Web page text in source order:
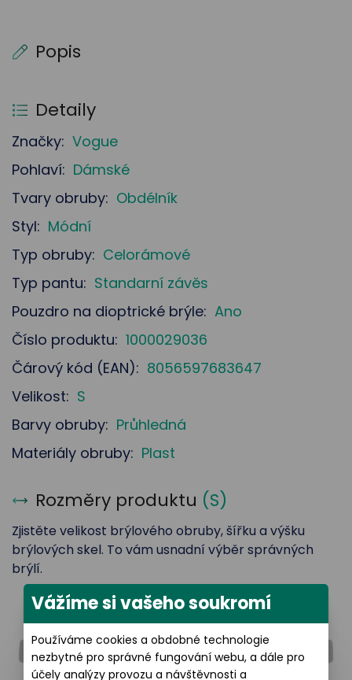
Popis
Detaily
Značky: Vogue
Pohlaví: Dámské
Tvary obruby: Obdélník
Styl: Módní
Typ obruby: Celorámové
Typ pantu: Standarní závěs
Pouzdro na dioptrické brýle: Ano
Číslo produktu: 1000029036
Čárový kód (EAN): 8056597683647
Velikost: S
Barvy obruby: Průhledná
Materiály obruby: Plast
Rozměry produktu (S)
Zjistěte velikost brýlového obruby, šířku a výšku
brýlových skel. To vám usnadní výběr správných
brýlí.
Šířka brýlového skla: 52 mm
Vážíme si vašeho soukromí
Používáme cookies a obdobné technologie
nezbytné pro správné fungování webu, a dále pro
účely analýzy provozu a návštěvnosti a